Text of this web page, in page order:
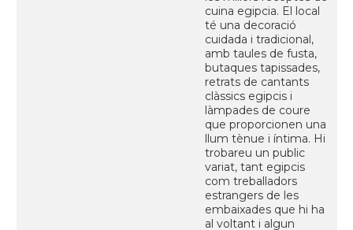
cuina egipcia. El local
té una decoració
cuidada i tradicional,
amb taules de fusta,
butaques tapissades,
retrats de cantants
clàssics egipcis i
làmpades de coure
que proporcionen una
llum tènue i íntima. Hi
trobareu un public
variat, tant egipcis
com treballadors
estrangers de les
embaixades que hi ha
al voltant i algun